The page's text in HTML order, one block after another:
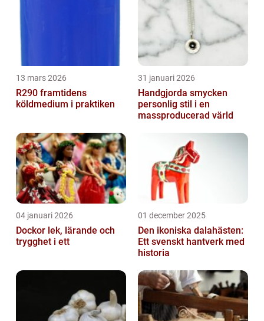
13 mars 2026
R290 framtidens
köldmedium i praktiken
31 januari 2026
Handgjorda smycken
personlig stil i en
massproducerad värld
04 januari 2026
Dockor lek, lärande och
trygghet i ett
01 december 2025
Den ikoniska dalahästen:
Ett svenskt hantverk med
historia